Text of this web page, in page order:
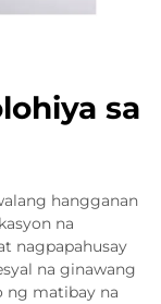
sa
hangganan
na
nagpapahusay
na ginawang
ng matibay na